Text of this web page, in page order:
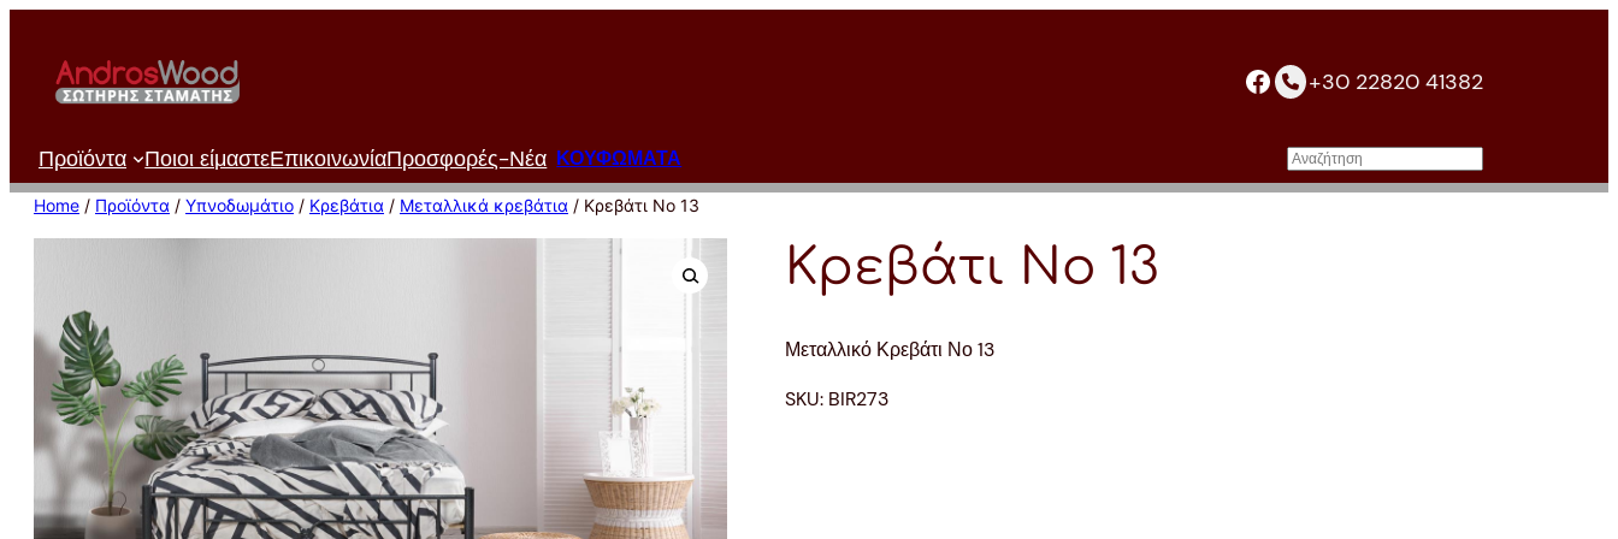
περιεχόμενο
facebook+30 22820 41382
Προϊόντα Ποιοι είμαστεΕπικοινωνίαΠροσφορές-Νέα ΚΟΥΦΩΜΑΤΑ Αναζήτηση
Home / Προϊόντα / Υπνοδωμάτιο / Κρεβάτια / Μεταλλικά κρεβάτια / Κρεβάτι Νο 13
Κρεβάτι Νο 13
Μεταλλικό Κρεβάτι Νο 13
SKU: BIR273